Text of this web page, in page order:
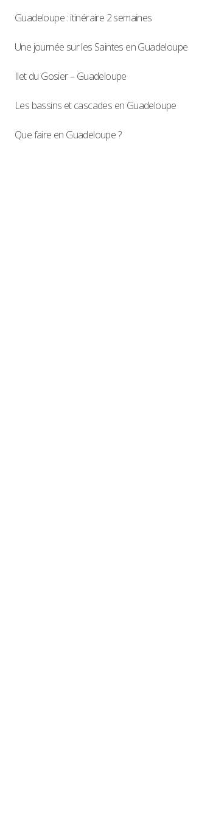
Guadeloupe : itinéraire 2 semaines
Une journée sur les Saintes en Guadeloupe
Ilet du Gosier – Guadeloupe
Les bassins et cascades en Guadeloupe
Que faire en Guadeloupe ?